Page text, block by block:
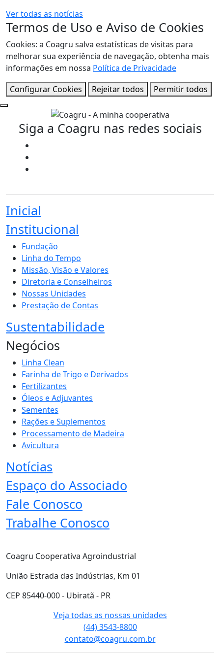
Ver todas as notícias
Termos de Uso e Aviso de Cookies
Cookies: a Coagru salva estatísticas de visitas para
melhorar sua experiência de navegação, obtenha mais
informações em nossa Política de Privacidade
Configurar Cookies
Rejeitar todos Permitir todos
Siga a Coagru nas redes sociais
Inicial
Institucional
Fundação
Linha do Tempo
Missão, Visão e Valores
Diretoria e Conselheiros
Nossas Unidades
Prestação de Contas
Sustentabilidade
Negócios
Linha Clean
Farinha de Trigo e Derivados
Fertilizantes
Óleos e Adjuvantes
Sementes
Rações e Suplementos
Processamento de Madeira
Avicultura
Notícias
Espaço do Associado
Fale Conosco
Trabalhe Conosco
Coagru Cooperativa Agroindustrial
União Estrada das Indústrias, Km 01
CEP 85440-000 - Ubiratã - PR
Veja todas as nossas unidades
(44) 3543-8800
contato@coagru.com.br